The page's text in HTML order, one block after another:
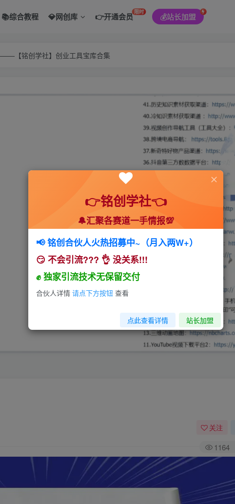
📚综合教程 💎网创库 👉开通会员限时 💰站长加盟
【铭创学社】创业工具宝库合集
关注
1164
👉铭创学社👈
🔔汇聚各赛道一手情报💯
📢 铭创合伙人火热招募中~（月入两W+）
😏 不会引流??? 👌 没关系!!!
✊ 独家引流技术无保留交付
合伙人详情 请点下方按钮 查看
点此查看详情 站长加盟